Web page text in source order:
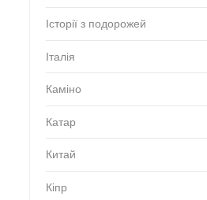
Історії з подорожей
Італія
Каміно
Катар
Китай
Кіпр